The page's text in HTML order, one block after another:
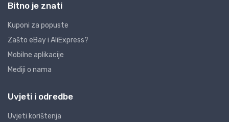
Bitno je znati
Kuponi za popuste
Zašto eBay i AliExpress?
Mobilne aplikacije
Mediji o nama
Uvjeti i odredbe
Uvjeti korištenja